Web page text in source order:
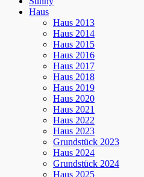
Haus
Haus 2013
Haus 2014
Haus 2015
Haus 2016
Haus 2017
Haus 2018
Haus 2019
Haus 2020
Haus 2021
Haus 2022
Haus 2023
Grundstück 2023
Haus 2024
Grundstück 2024
Haus 2025